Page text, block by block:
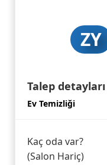
ZY
Talep detayları
Ev Temizliği
Kaç oda var?
(Salon Hariç)